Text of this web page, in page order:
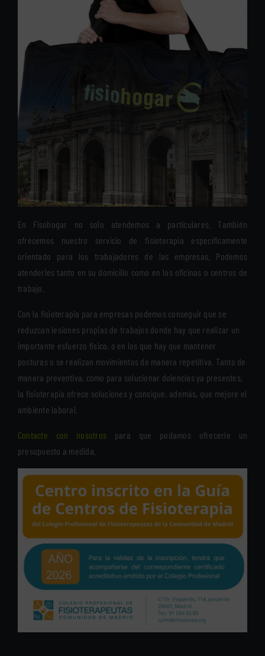
En Fisohogar no solo atendemos a particulares. También
ofrecemos nuestro servicio de fisioterapia específicamente
orientado para los trabajadores de las empresas. Podemos
atenderles tanto en su domicilio como en las oficinas o centros de
trabajo.
Con la fisioterapia para empresas podemos conseguir que se
reduzcan lesiones propias de trabajos donde hay que realizar un
importante esfuerzo físico, o en los que hay que mantener
posturas o se realizan movimientos de manera repetitiva. Tanto de
manera preventiva, como para solucionar dolencias ya presentes,
la fisioterapia ofrece soluciones y consigue, además, que mejore el
ambiente laboral.
Contacte con nosotros para que podamos ofrecerle un
presupuesto a medida.